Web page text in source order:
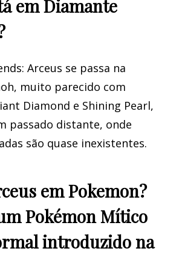
em Diamante
Arceus se passa na
muito parecido com
Diamond e Shining Pearl,
passado distante, onde
são quase inexistentes.
em Pokemon?
Pokémon Mítico
introduzido na